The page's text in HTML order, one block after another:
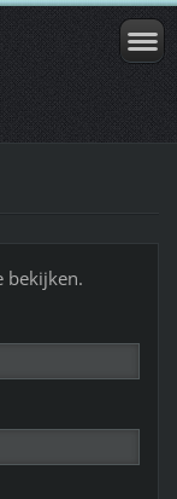
bekijken.